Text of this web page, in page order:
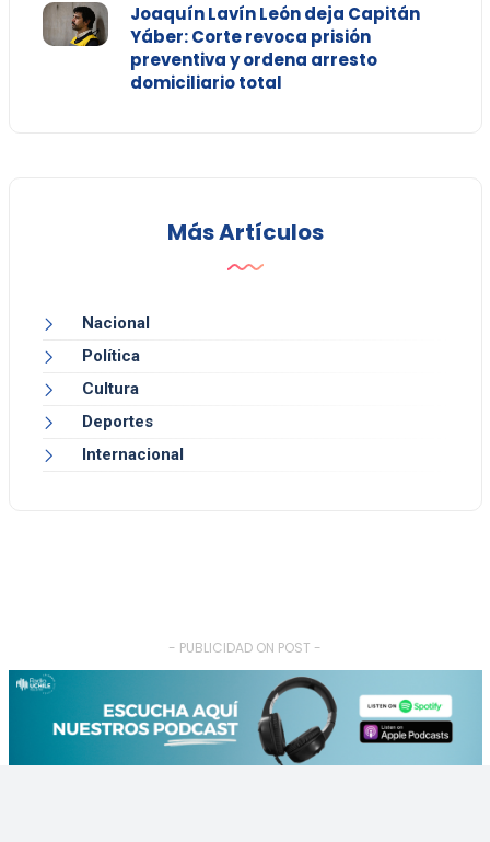
Joaquín Lavín León deja Capitán
Yáber: Corte revoca prisión
preventiva y ordena arresto
domiciliario total
Más Artículos
Nacional
Política
Cultura
Deportes
Internacional
- PUBLICIDAD ON POST -